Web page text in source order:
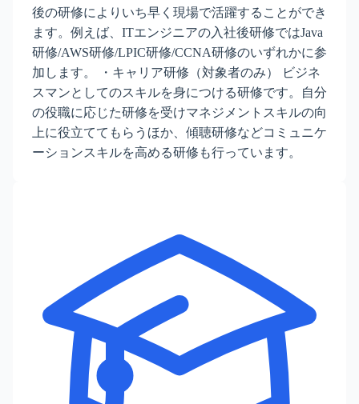
後の研修によりいち早く現場で活躍することができ
ます。例えば、ITエンジニアの入社後研修ではJava
研修/AWS研修/LPIC研修/CCNA研修のいずれかに参
加します。 ・キャリア研修（対象者のみ） ビジネ
スマンとしてのスキルを身につける研修です。自分
の役職に応じた研修を受けマネジメントスキルの向
上に役立ててもらうほか、傾聴研修などコミュニケ
ーションスキルを高める研修も行っています。